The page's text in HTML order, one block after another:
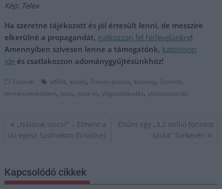
Kép: Telex
Ha szeretne tájékozott és jól értesült lenni, de messzire
elkerülné a propagandát, iratkozzon fel hírlevelünkre!
Amennyiben szívesen lenne a támogatónk, kattintson
ide és csatlakozzon adománygyűjtésünkhöz!
Szolnok alföld, aszály, Fokorú-puszta, kötivizig, Szolnok,
természetvédelem, tisza, tisza-tó,vízgazdálkodás,vízvisszatartás
Bejegyzés
navigáció
„Nálatok sincs?” – Elment a
víz egész Szolnokon (frissítve)
Eltűnt egy „3,2 millió forintos
táska” Túrkevén
Kapcsolódó cikkek